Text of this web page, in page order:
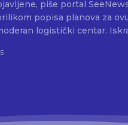
portal SeeNews. Iskra je aktivna i u Srbiji. Kako
popisa planova za
izgradiće novi